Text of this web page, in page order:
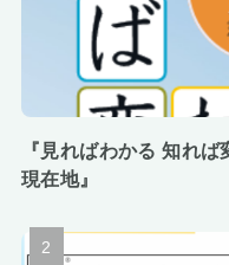
『見ればわかる 知れ
現在地』